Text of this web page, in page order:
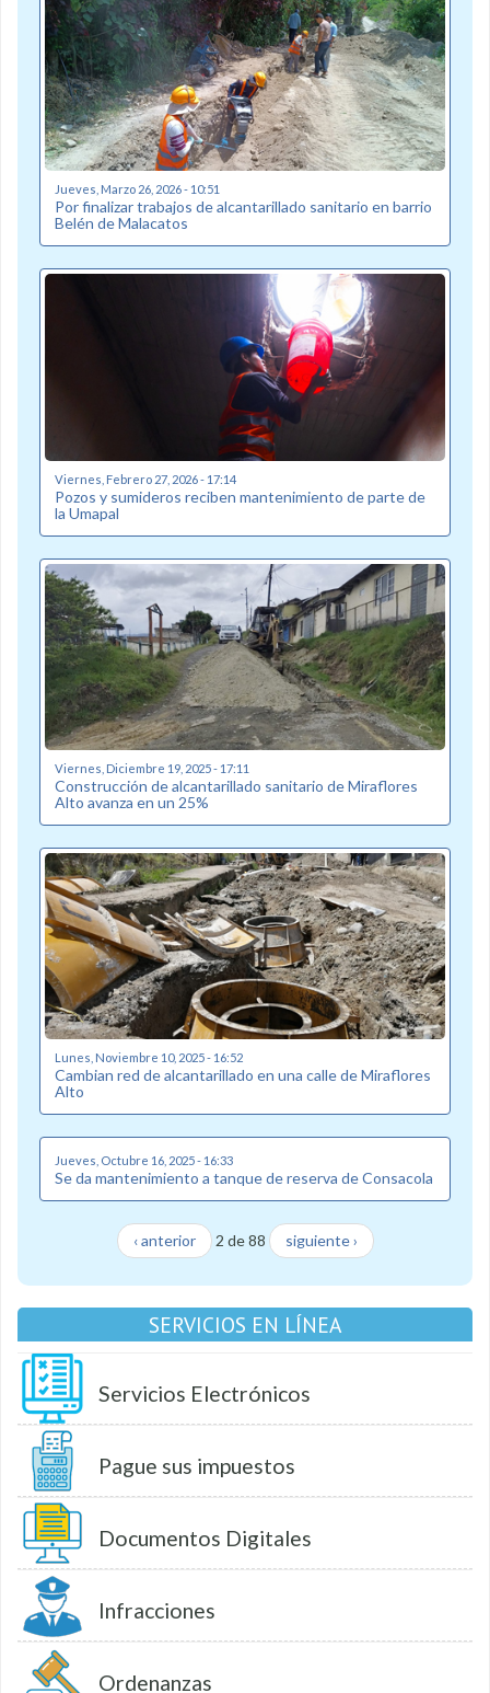
Jueves, Marzo 26, 2026 - 10:51
Por finalizar trabajos de alcantarillado sanitario en barrio
Belén de Malacatos
Viernes, Febrero 27, 2026 - 17:14
Pozos y sumideros reciben mantenimiento de parte de
la Umapal
Viernes, Diciembre 19, 2025 - 17:11
Construcción de alcantarillado sanitario de Miraflores
Alto avanza en un 25%
Lunes, Noviembre 10, 2025 - 16:52
Cambian red de alcantarillado en una calle de Miraflores
Alto
Jueves, Octubre 16, 2025 - 16:33
Se da mantenimiento a tanque de reserva de Consacola
‹ anterior 2 de 88 siguiente ›
SERVICIOS EN LÍNEA
Servicios Electrónicos
Pague sus impuestos
Documentos Digitales
Infracciones
Ordenanzas